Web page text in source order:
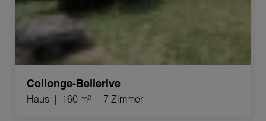
Collonge-Bellerive
Haus 160 m² 7 Zimmer